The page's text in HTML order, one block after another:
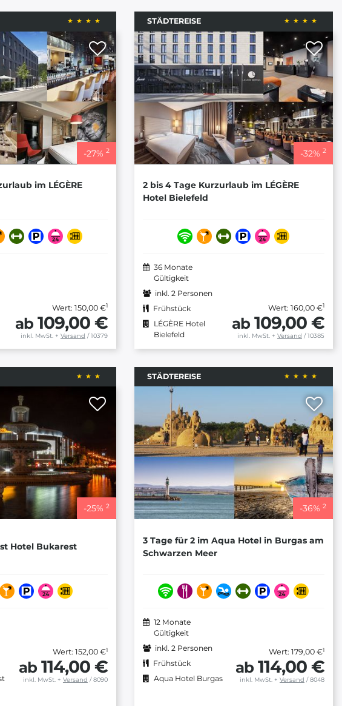
-27% 2
im LÉGÈRE
Wert: 150,00 €1
ab 109,00 €
inkl. MwSt. + Versand / 10379
STÄDTEREISE
-32% 2
2 bis 4 Tage Kurzurlaub im LÉGÈRE
Hotel Bielefeld
36 Monate
Gültigkeit
inkl. 2 Personen
Frühstück
LÉGÈRE Hotel
Bielefeld
Wert: 160,00 €1
ab 109,00 €
inkl. MwSt. + Versand / 10385
-25% 2
Hotel Bukarest
Wert: 152,00 €1
ab 114,00 €
inkl. MwSt.+ Versand / 8090
STÄDTEREISE
-36% 2
3 Tage für 2 im Aqua Hotel in Burgas am
Schwarzen Meer
12 Monate
Gültigkeit
inkl. 2 Personen
Frühstück
Aqua Hotel Burgas
Wert: 179,00 €1
ab 114,00 €
inkl. MwSt.+ Versand / 8048